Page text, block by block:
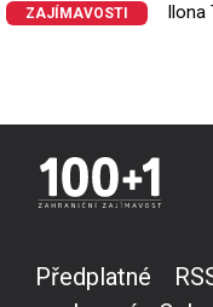
ZAJÍMAVOSTI Ilona
Předplatné